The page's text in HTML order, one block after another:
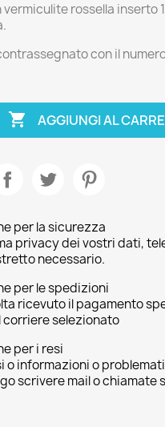
rossella inserto
con il
 AGGIUNGI AL
per la sicurezza
privacy dei vostri dati,
necessario.
per le spedizioni
ricevuto il pagamento
corriere selezionato
per i resi
o informazioni o
scrivere mail o chiamate